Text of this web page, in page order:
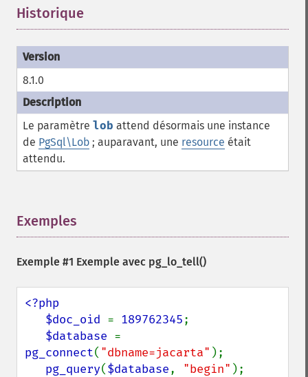
Historique
8.1.0
Le paramètre lob attend désormais une instance
de PgSql\Lob ; auparavant, une resource était
attendu.
Exemples
Exemple #1 Exemple avec pg_lo_tell()
<?php
   $doc_oid
= 189762345;
$database
pg_connect( "dbname=jacarta" );
pg_query($database, "begin" );